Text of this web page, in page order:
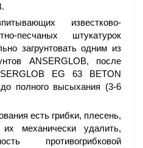
известково-
песчаных штукатурок
загрунтовать одним из
ANSERGLOB, после
EG 63 BETON
полного высыхания (3-6
есть грибки, плесень,
механически удалить,
противогрибковой